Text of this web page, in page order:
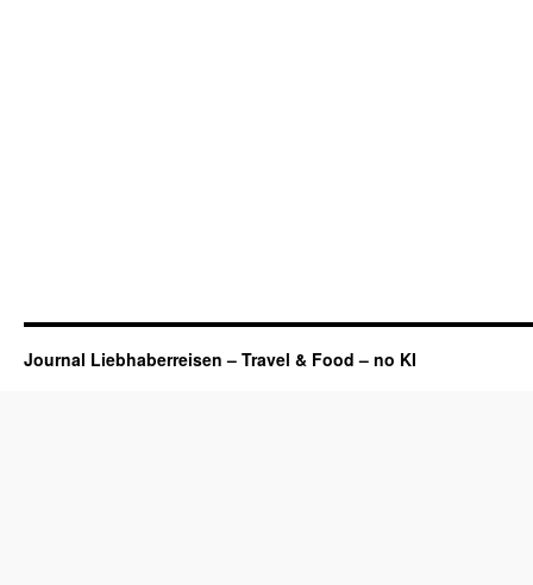
Journal Liebhaberreisen – Travel & Food – no KI